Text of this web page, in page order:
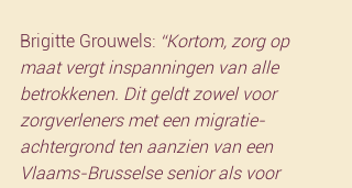
Brigitte Grouwels: “Kortom, zorg op
maat vergt inspanningen van alle
betrokkenen. Dit geldt zowel voor
zorgverleners met een migratie-
achtergrond ten aanzien van een
Vlaams-Brusselse senior als voor